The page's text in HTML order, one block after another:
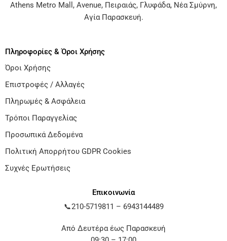
Athens Metro Mall , Avenue, Πειραιάς, Γλυφάδα, Νέα Σμύρνη,
Αγία Παρασκευή.
Πληροφορίες & Όροι Χρήσης
Όροι Χρήσης
Επιστροφές / Αλλαγές
Πληρωμές & Ασφάλεια
Τρόποι Παραγγελίας
Προσωπικά Δεδομένα
Πολιτική Απορρήτου GDPR Cookies
Συχνές Ερωτήσεις
Επικοινωνία
📞210-5719811 – 6943144489
Από Δευτέρα έως Παρασκευή